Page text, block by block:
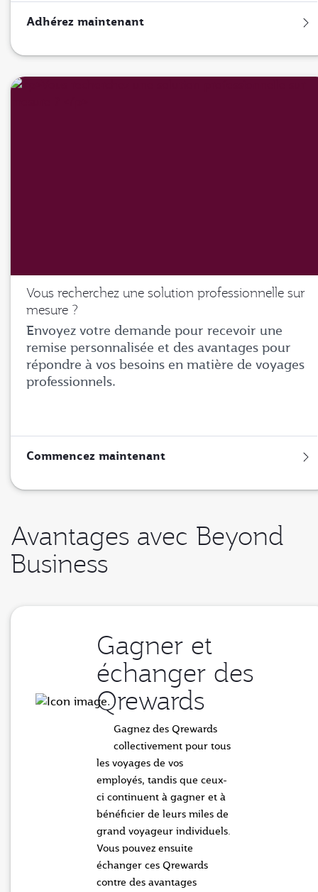
Adhérez maintenant
Vous recherchez une solution professionnelle sur
mesure ?
Envoyez votre demande pour recevoir une
remise personnalisée et des avantages pour
répondre à vos besoins en matière de voyages
professionnels.
Commencez maintenant
Avantages avec Beyond
Business
Gagner et
échanger des
Qrewards
Gagnez des Qrewards
collectivement pour tous
les voyages de vos
employés, tandis que ceux-
ci continuent à gagner et à
bénéficier de leurs miles de
grand voyageur individuels.
Vous pouvez ensuite
échanger ces Qrewards
contre des avantages